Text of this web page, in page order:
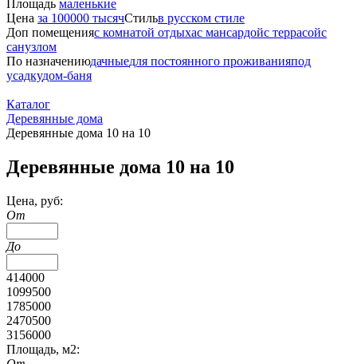
Площадь маленькие
Цена за 100000 тысячСтильв русском стиле
Доп помещенияс комнатой отдыхас мансардойс террасойс
санузлом
По назначениюдачныедля постоянного проживанияпод
усадкудом-баня
Каталог
Деревянные дома
Деревянные дома 10 на 10
Деревянные дома 10 на 10
Цена, руб:
От
До
414000
1099500
1785000
2470500
3156000
Площадь, м2: